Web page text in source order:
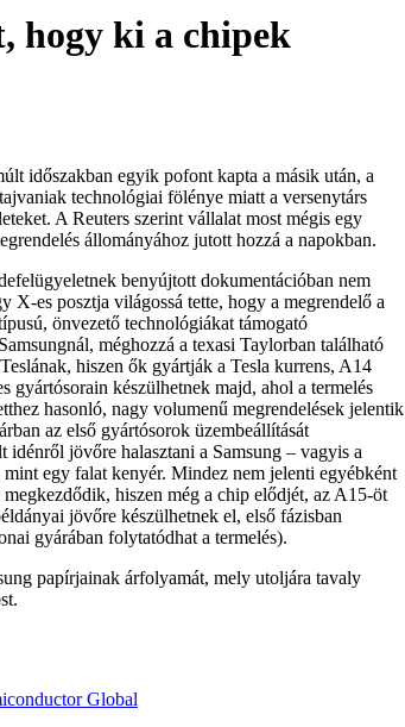
hogy ki a chipek
időszakban egyik pofont kapta a másik után, a
technológiai fölénye miatt a versenytárs
A Reuters szerint vállalat most mégis egy
állományához jutott hozzá a napokban.
benyújtott dokumentációban nem
X-es posztja világossá tette, hogy a megrendelő a
önvezető technológiákat támogató
méghozzá a texasi Taylorban található
hiszen ők gyártják a Tesla kurrens, A14
gyártósorain készülhetnek majd, ahol a termelés
hasonló, nagy volumenű megrendelések jelentik
az első gyártósorok üzembeállítását
idénről jövőre halasztani a Samsung – vagyis a
egy falat kenyér. Mindez nem jelenti egyébként
hiszen még a chip elődjét, az A15-öt
jövőre készülhetnek el, első fázisban
gyárában folytatódhat a termelés).
papírjainak árfolyamát, mely utoljára tavaly
Global